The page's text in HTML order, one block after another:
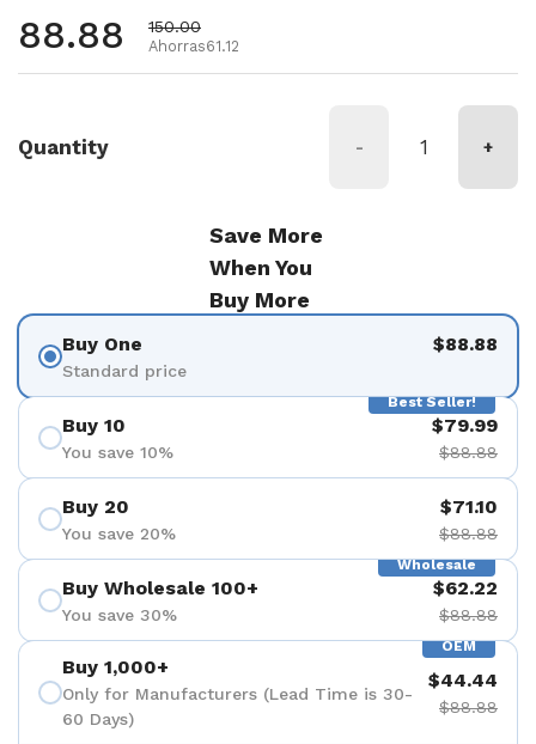
Precio habitual
88.88 Precio de oferta
150.00
Ahorras61.12
Quantity - +
Save More
When You
Buy More
Buy One
Standard price
$88.88
Best Seller!
Buy 10
You save 10%
$79.99
$88.88
Buy 20
You save 20%
$71.10
$88.88
Wholesale
Buy Wholesale 100+
You save 30%
$62.22
$88.88
OEM
Buy 1,000+
Only for Manufacturers (Lead Time is 30-
60 Days)
$44.44
$88.88